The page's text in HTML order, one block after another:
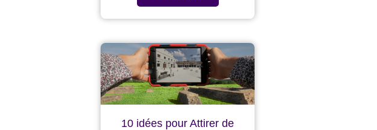
10 idées pour Attirer de